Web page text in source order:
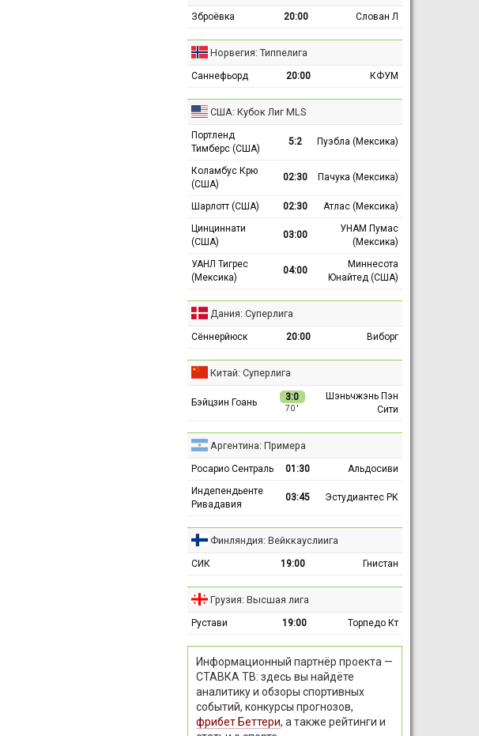
Зброёвка 20:00 Слован Л
Норвегия: Типпелига
Саннефьорд 20:00 КФУМ
США: Кубок Лиг MLS
Портленд
Тимберс (США)
5:2 Пуэбла (Мексика)
Коламбус Крю
(США)
02:30 Пачука (Мексика)
Шарлотт (США) 02:30
Атлас (Мексика)
Цинциннати
(США)
03:00
УНАМ Пумас
(Мексика)
УАНЛ Тигрес
(Мексика)
04:00
Миннесота
Юнайтед (США)
Дания: Суперлига
Сённерйюск 20:00 Виборг
Китай: Суперлига
Бэйцзин Гоань 3:0
70 ′
Шэньчжэнь Пэн
Сити
Аргентина: Примера
Росарио Сентраль 01:30
Альдосиви
Индепендьенте
Ривадавия
03:45 Эстудиантес РК
Финляндия: Вейккауслиига
СИК 19:00 Гнистан
Грузия: Высшая лига
Рустави 19:00 Торпедо Кт
Информационный партнёр проекта —
СТАВКА ТВ: здесь вы найдёте
аналитику и обзоры спортивных
событий, конкурсы прогнозов,
фрибет Беттери, а также рейтинги и